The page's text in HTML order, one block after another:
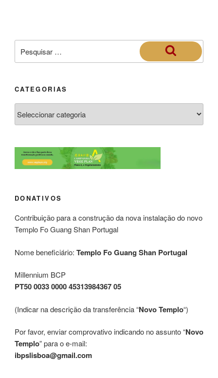
CATEGORIAS
DONATIVOS
Contribuição para a construção da nova instalação do novo
Templo Fo Guang Shan Portugal
Nome beneficiário: Templo Fo Guang Shan Portugal
Millennium BCP
PT50 0033 0000 45313984367 05
(Indicar na descrição da transferência “Novo Templo“)
Por favor, enviar comprovativo indicando no assunto “Novo
Templo” para o e-mail:
ibpslisboa@gmail.com